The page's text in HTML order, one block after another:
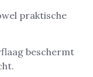
praktische
beschermt